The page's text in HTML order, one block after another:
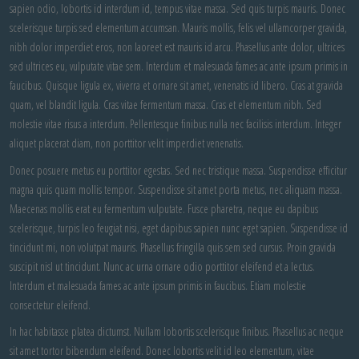
sapien odio, lobortis id interdum id, tempus vitae massa. Sed quis turpis mauris. Donec
scelerisque turpis sed elementum accumsan. Mauris mollis, felis vel ullamcorper gravida,
nibh dolor imperdiet eros, non laoreet est mauris id arcu. Phasellus ante dolor, ultrices
sed ultrices eu, vulputate vitae sem. Interdum et malesuada fames ac ante ipsum primis in
faucibus. Quisque ligula ex, viverra et ornare sit amet, venenatis id libero. Cras at gravida
quam, vel blandit ligula. Cras vitae fermentum massa. Cras et elementum nibh. Sed
molestie vitae risus a interdum. Pellentesque finibus nulla nec facilisis interdum. Integer
aliquet placerat diam, non porttitor velit imperdiet venenatis.
Donec posuere metus eu porttitor egestas. Sed nec tristique massa. Suspendisse efficitur
magna quis quam mollis tempor. Suspendisse sit amet porta metus, nec aliquam massa.
Maecenas mollis erat eu fermentum vulputate. Fusce pharetra, neque eu dapibus
scelerisque, turpis leo feugiat nisi, eget dapibus sapien nunc eget sapien. Suspendisse id
tincidunt mi, non volutpat mauris. Phasellus fringilla quis sem sed cursus. Proin gravida
suscipit nisl ut tincidunt. Nunc ac urna ornare odio porttitor eleifend et a lectus.
Interdum et malesuada fames ac ante ipsum primis in faucibus. Etiam molestie
consectetur eleifend.
In hac habitasse platea dictumst. Nullam lobortis scelerisque finibus. Phasellus ac neque
sit amet tortor bibendum eleifend. Donec lobortis velit id leo elementum, vitae